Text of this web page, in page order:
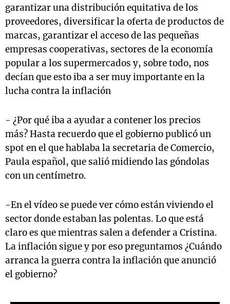
garantizar una distribución equitativa de los
proveedores, diversificar la oferta de productos de
marcas, garantizar el acceso de las pequeñas
empresas cooperativas, sectores de la economía
popular a los supermercados y, sobre todo, nos
decían que esto iba a ser muy importante en la
lucha contra la inflación
- ¿Por qué iba a ayudar a contener los precios
más? Hasta recuerdo que el gobierno publicó un
spot en el que hablaba la secretaria de Comercio,
Paula español, que salió midiendo las góndolas
con un centímetro.
-En el vídeo se puede ver cómo están viviendo el
sector donde estaban las polentas. Lo que está
claro es que mientras salen a defender a Cristina.
La inflación sigue y por eso preguntamos ¿Cuándo
arranca la guerra contra la inflación que anunció
el gobierno?